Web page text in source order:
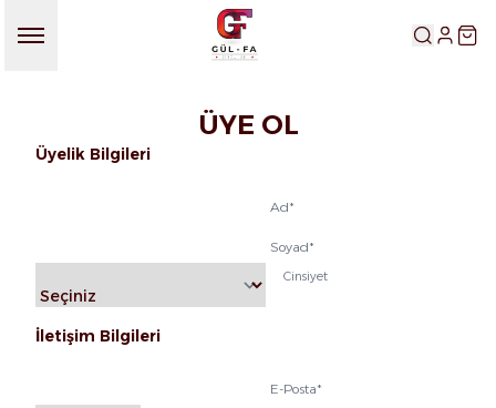
HESABIM
ÜYE OL
Üyelik Bilgileri
Ad*
Soyad*
Cinsiyet
İletişim Bilgileri
E-Posta*